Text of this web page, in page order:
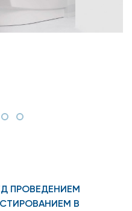
ПРОВЕДЕНИЕМ
В